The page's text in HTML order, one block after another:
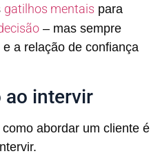
gatilhos mentais para
– mas sempre
a relação de confiança
ao intervir
abordar um cliente é